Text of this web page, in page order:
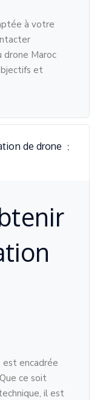
à votre
drone Maroc
et
de drone
est encadrée
ce soit
il est